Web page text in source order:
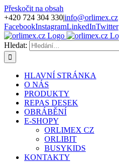
Přeskočit na obsah
+420 724 304 330|info@orlimex.cz
FacebookInstagramLinkedInTwitter
Hledat:
HLAVNÍ STRÁNKA
O NÁS
PRODUKTY
REPAS DESEK
OBRÁBĚNÍ
E-SHOPY
ORLIMEX CZ
ORLIBIT
BUSYKIDS
KONTAKTY